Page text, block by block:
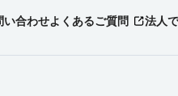
い合わせよくあるご質問 法人